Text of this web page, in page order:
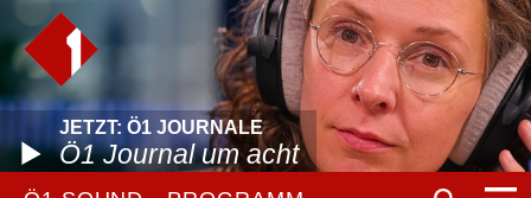
JETZT: Ö1 JOURNALE
Ö1 Journal um acht